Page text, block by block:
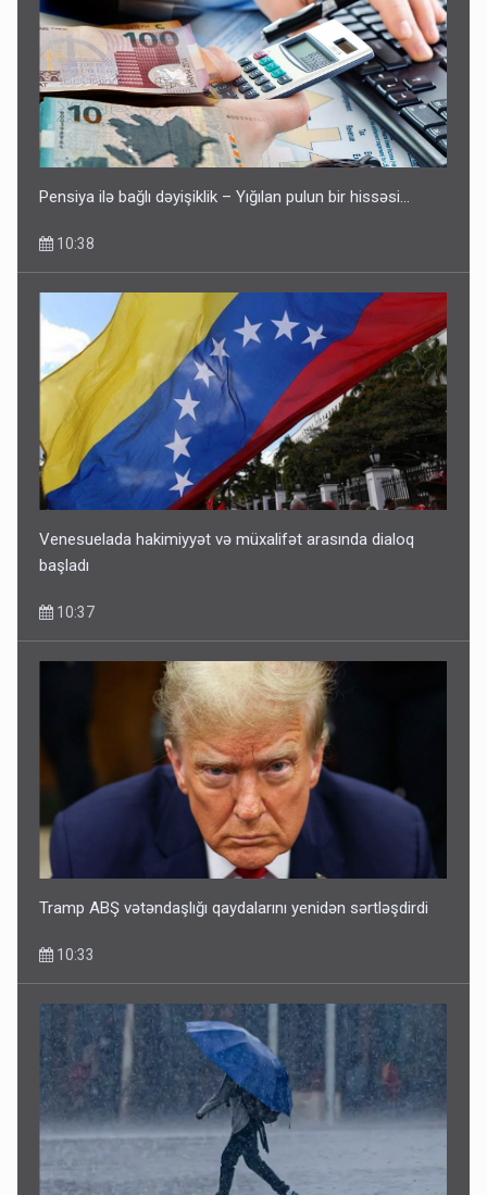
Pensiya ilə bağlı dəyişiklik – Yığılan pulun bir hissəsi…
10:38
Venesuelada hakimiyyət və müxalifət arasında dialoq
başladı
10:37
Tramp ABŞ vətəndaşlığı qaydalarını yenidən sərtləşdirdi
10:33